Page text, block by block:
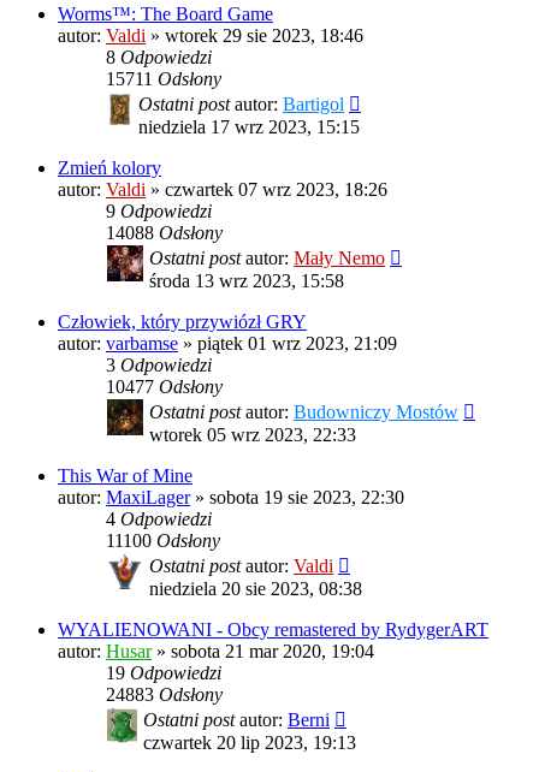
Worms™: The Board Game
autor: Valdi » wtorek 29 sie 2023, 18:46
8 Odpowiedzi
15711 Odsłony
Ostatni postautor: Bartigol
niedziela 17 wrz 2023, 15:15
Zmień kolory
autor: Valdi » czwartek 07 wrz 2023, 18:26
9 Odpowiedzi
14088 Odsłony
Ostatni postautor: Mały Nemo
środa 13 wrz 2023, 15:58
Człowiek, który przywiózł GRY
autor: varbamse » piątek 01 wrz 2023, 21:09
3 Odpowiedzi
10477 Odsłony
Ostatni postautor: Budowniczy Mostów
wtorek 05 wrz 2023, 22:33
This War of Mine
autor: MaxiLager» sobota 19 sie 2023, 22:30
4 Odpowiedzi
11100 Odsłony
Ostatni postautor: Valdi
niedziela 20 sie 2023, 08:38
WYALIENOWANI - Obcy remastered by RydygerART
autor: Husar» sobota 21 mar 2020, 19:04
19 Odpowiedzi
24883 Odsłony
Ostatni postautor: Berni
czwartek 20 lip 2023, 19:13